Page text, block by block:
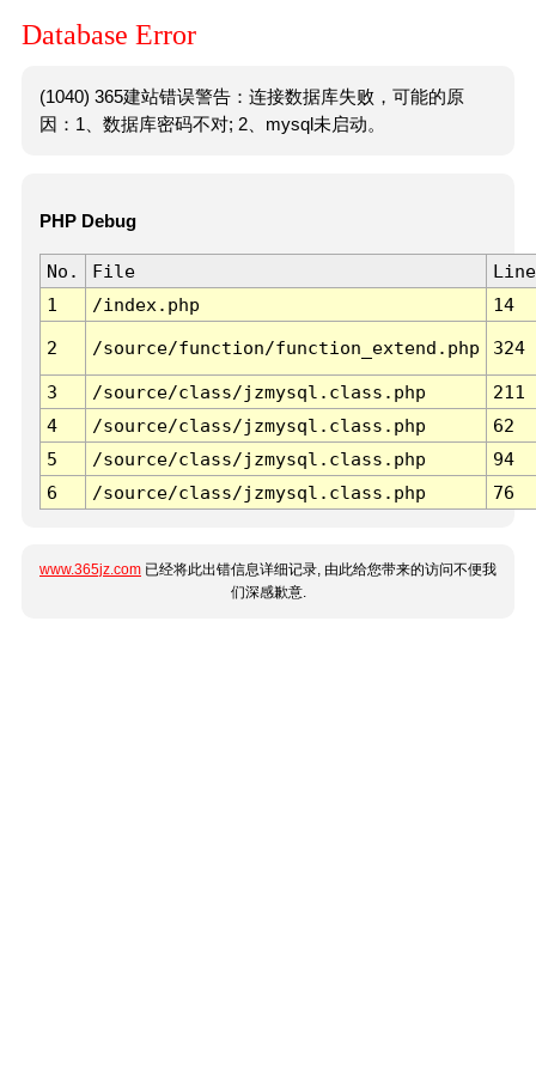
Database Error
(1040) 365建站错误警告：连接数据库失败，可能的原
因：1、数据库密码不对; 2、mysql未启动。
PHP Debug
No. File
Line
1
/index.php 14
2 /source/function/function_extend.php 324
3 /source/class/jzmysql.class.php
211
4
/source/class/jzmysql.class.php
62
5
/source/class/jzmysql.class.php
94
6
/source/class/jzmysql.class.php 76
www.365jz.com 已经将此出错信息详细记录, 由此给您带来的访问不便我
们深感歉意.